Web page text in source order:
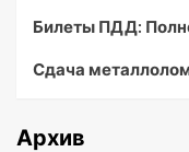
Билеты ПДД:
Сдача
Архив